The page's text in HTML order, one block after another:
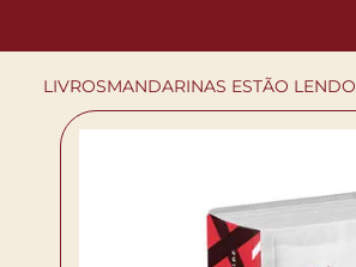
LIVROSMANDARINAS ESTÃO LENDO